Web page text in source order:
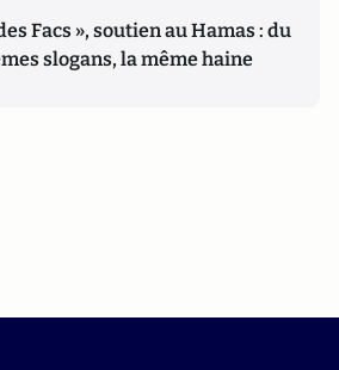
Facs », soutien au Hamas : du
slogans, la même haine